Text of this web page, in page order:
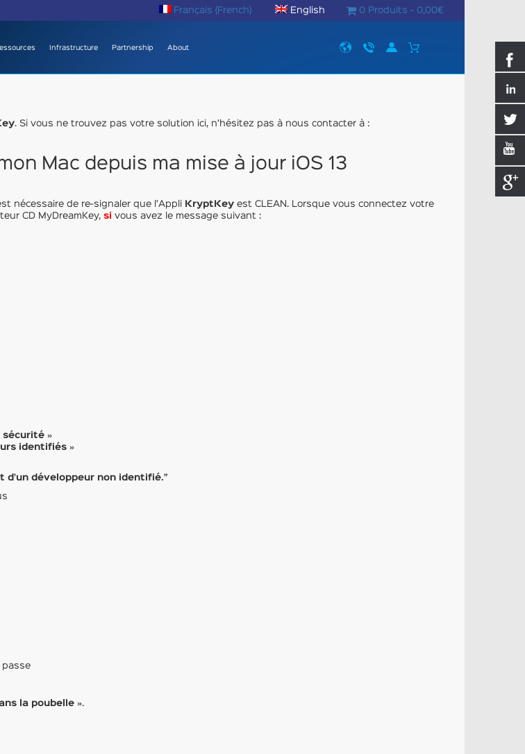
Français ( French) English 0 Produits - 0,00€
Infrastructure Partnership About
. Si vous ne trouvez pas votre solution ici, n’hésitez pas à nous contacter à :
Mac depuis ma mise à jour iOS 13
nécessaire de re-signaler que l’Appli KryptKey est CLEAN. Lorsque vous connectez votre
CD MyDreamKey, si vous avez le message suivant :
sécurité »
identifiés »
développeur non identifié.”
passe
la poubelle ».